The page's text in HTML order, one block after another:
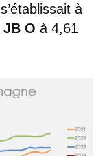
s’établissait à
JB O à 4,61